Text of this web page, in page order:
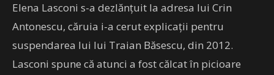
Elena Lasconi s-a dezlănțuit la adresa lui Crin
Antonescu, căruia i-a cerut explicații pentru
suspendarea lui lui Traian Băsescu, din 2012.
Lasconi spune că atunci a fost călcat în picioare